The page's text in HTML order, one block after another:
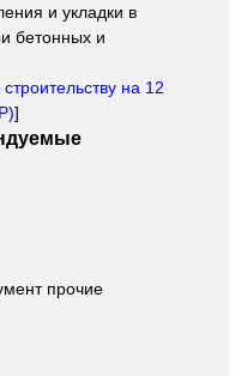
и укладки в
бетонных и
на 12
]
прочие